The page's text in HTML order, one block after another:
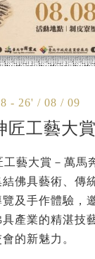
- 26' / 08 / 09
匠工藝大
工藝大賞－萬馬
佛具藝術、傳
覽及手作體驗，
產業的精湛技
的新魅力。